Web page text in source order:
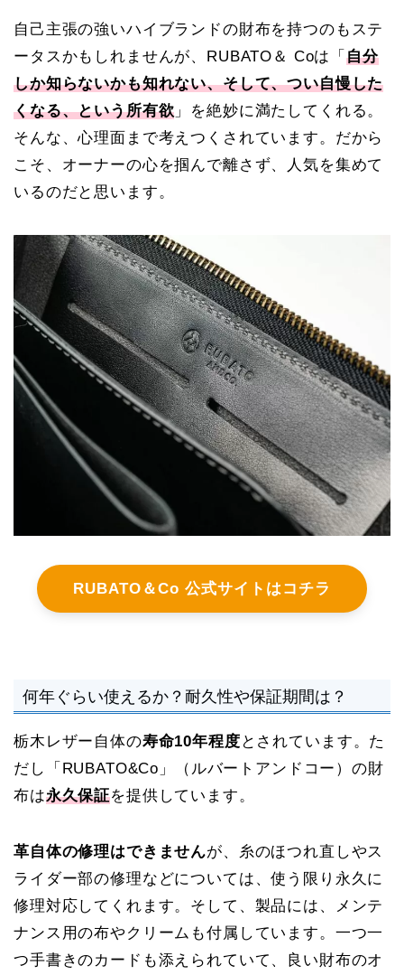
自己主張の強いハイブランドの財布を持つのもステ
ータスかもしれませんが、RUBATO＆ Coは「自分
しか知らないかも知れない、そして、つい自慢した
くなる、という所有欲 」を絶妙に満たしてくれる。
そんな、心理面まで考えつくされています。だから
こそ、オーナーの心を掴んで離さず、人気を集めて
いるのだと思います。
RUBATO＆Co 公式サイトはコチラ
何年ぐらい使えるか？耐久性や保証期間は？
栃木レザー自体の寿命10年程度 とされています。た
だし「RUBATO&Co」（ルバートアンドコー）の財
布は永久保証を提供しています。
革自体の修理はできませんが、糸のほつれ直しやス
ライダー部の修理などについては、使う限り永久に
修理対応してくれます。そして、製品には、メンテ
ナンス用の布やクリームも付属しています。一つ一
つ手書きのカードも添えられていて、良い財布のオ